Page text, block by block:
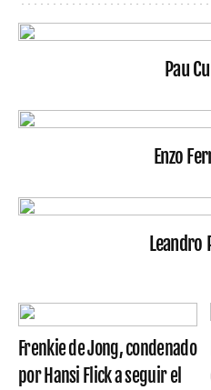
Pau
Enzo
Leandro
Frenkie de Jong, condenado
por Hansi Flick a seguir el